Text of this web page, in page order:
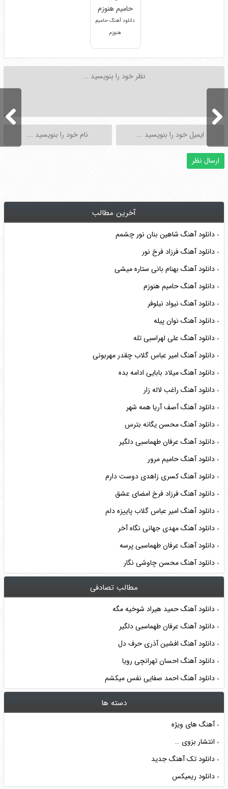
دانلود آهنگ حامیم
هنوزم
آخرین مطالب
دانلود آهنگ شاهین بنان نور چشمم
دانلود آهنگ فرزاد فرخ نور
دانلود آهنگ بهنام بانی ستاره میشی
دانلود آهنگ حامیم هنوزم
دانلود آهنگ نیواد نیلوفر
دانلود آهنگ نوان پیله
دانلود آهنگ علی لهراسبی تله
دانلود آهنگ امیر عباس گلاب چقدر مهربونی
دانلود آهنگ میلاد بابایی ادامه بده
دانلود آهنگ راغب لاله زار
دانلود آهنگ آصف آریا همه شهر
دانلود آهنگ محسن یگانه بترس
دانلود آهنگ عرفان طهماسبی دلگیر
دانلود آهنگ حامیم مرور
دانلود آهنگ کسری زاهدی دوست دارم
دانلود آهنگ فرزاد فرخ امضای عشق
دانلود آهنگ امیر عباس گلاب پاییزه دلم
دانلود آهنگ مهدی جهانی نگاه آخر
دانلود آهنگ عرفان طهماسبی پرسه
دانلود آهنگ محسن چاوشی نگار
مطالب تصادفی
دانلود آهنگ حمید هیراد شوخیه مگه
دانلود آهنگ عرفان طهماسبی دلگیر
دانلود آهنگ افشین آذری حرف دل
دانلود آهنگ احسان تهرانچی رویا
دانلود آهنگ احمد صفایی نفس میکشم
دسته ها
آهنگ های ویژه
انتشار بزوی …
دانلود تک آهنگ جدید
دانلود ریمیکس